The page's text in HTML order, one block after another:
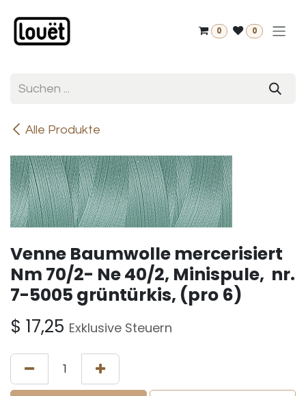
0 0
Alle Produkte
Venne Baumwolle mercerisiert
Nm 70/2- Ne 40/2, Minispule, nr.
7-5005 grüntürkis, (pro 6)
$ 17,25 Exklusive Steuern